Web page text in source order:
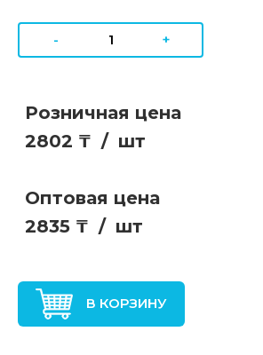
- +
Розничная цена
2802 ₸ / шт
Оптовая цена
2835 ₸ / шт
В КОРЗИНУ